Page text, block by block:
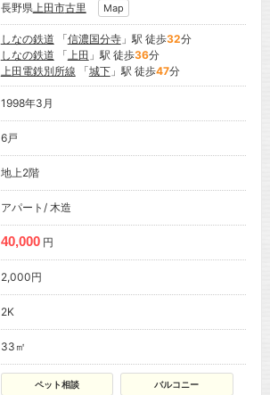
長野県上田市古里 Map
しなの鉄道 「信濃国分寺」駅 徒歩32分
しなの鉄道 「上田 」駅 徒歩36分
上田電鉄別所線 「城下」駅 徒歩47分
1998年3月
6戸
地上2階
アパート/ 木造
40,000 円
2,000円
2K
33㎡
ペット相談 バルコニー